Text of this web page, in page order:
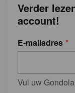
Verder
account!
E-mailadres
Vul uw